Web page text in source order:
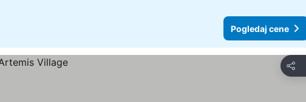
Pogledaj cene
Deli